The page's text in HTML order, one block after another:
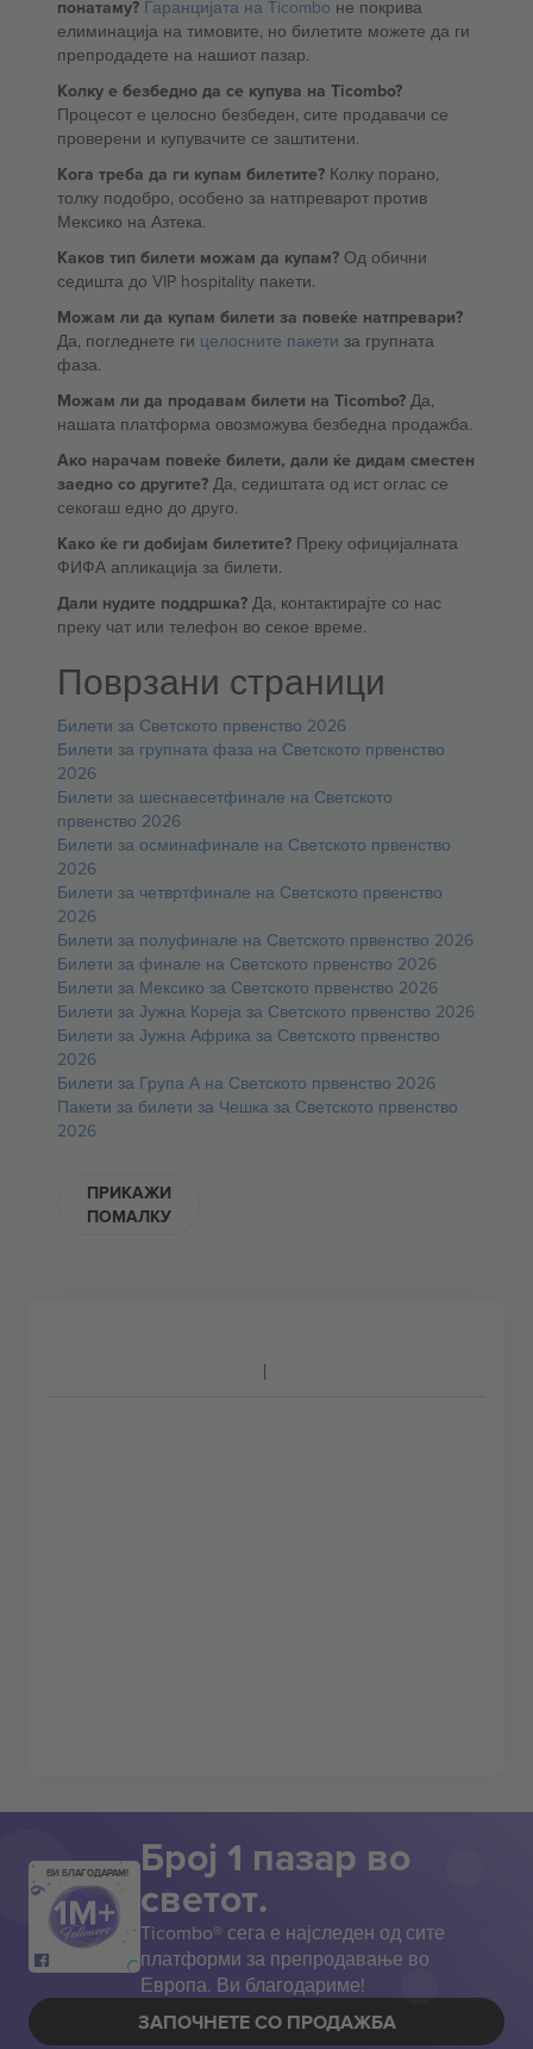
понатаму? Гаранцијата на Ticombo не покрива
елиминација на тимовите, но билетите можете да ги
препродадете на нашиот пазар.
Колку е безбедно да се купува на Ticombo?
Процесот е целосно безбеден, сите продавачи се
проверени и купувачите се заштитени.
Кога треба да ги купам билетите? Колку порано,
толку подобро, особено за натпреварот против
Мексико на Азтека.
Каков тип билети можам да купам? Од обични
седишта до VIP hospitality пакети.
Можам ли да купам билети за повеќе натпревари?
Да, погледнете ги целосните пакети за групната
фаза.
Можам ли да продавам билети на Ticombo? Да,
нашата платформа овозможува безбедна продажба.
Ако нарачам повеќе билети, дали ќе дидам сместен
заедно со другите? Да, седиштата од ист оглас се
секогаш едно до друго.
Како ќе ги добијам билетите? Преку официјалната
ФИФА апликација за билети.
Дали нудите поддршка? Да, контактирајте со нас
преку чат или телефон во секое време.
Поврзани страници
Билети за Светското првенство 2026
Билети за групната фаза на Светското првенство
2026
Билети за шеснаесетфинале на Светското
првенство 2026
Билети за осминафинале на Светското првенство
2026
Билети за четвртфинале на Светското првенство
2026
Билети за полуфинале на Светското првенство 2026
Билети за финале на Светското првенство 2026
Билети за Мексико за Светското првенство 2026
Билети за Јужна Кореја за Светското првенство 2026
Билети за Јужна Африка за Светското првенство
2026
Билети за Група А на Светското првенство 2026
Пакети за билети за Чешка за Светското првенство
2026
ПРИКАЖИ
ПОМАЛКУ
ВИ БЛАГОДАРАМ! Број 1 пазар во
светот.
Ticombo® сега е најследен од сите
платформи за препродавање во
Европа. Ви благодариме!
ЗАПОЧНЕТЕ СО ПРОДАЖБА